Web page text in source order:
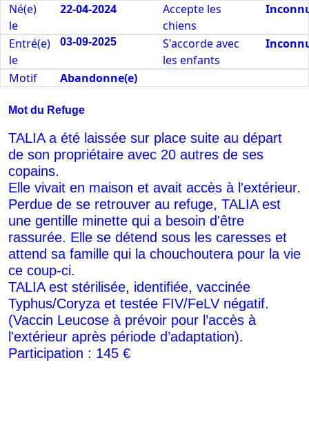
Né(e)
le
22-04-2024
Accepte les
chiens
Entré(e)
le
03-09-2025
S'accorde avec
les enfants
Motif Abandonne(e)
Mot du Refuge
TALIA a été laissée sur place suite au départ
de son propriétaire avec 20 autres de ses
copains.
Elle vivait en maison et avait accès à l'extérieur.
Perdue de se retrouver au refuge, TALIA est
une gentille minette qui a besoin d'être
rassurée. Elle se détend sous les caresses et
attend sa famille qui la chouchoutera pour la vie
ce coup-ci.
TALIA est stérilisée, identifiée, vaccinée
Typhus/Coryza et testée FIV/FeLV négatif.
(Vaccin Leucose à prévoir pour l’accès à
l'extérieur après période d’adaptation).
Participation : 145 €